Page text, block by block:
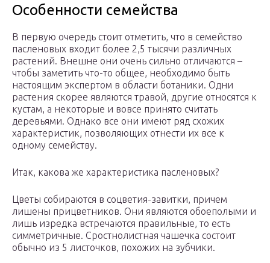
Особенности семейства
В первую очередь стоит отметить, что в семейство
пасленовых входит более 2,5 тысячи различных
растений. Внешне они очень сильно отличаются –
чтобы заметить что-то общее, необходимо быть
настоящим экспертом в области ботаники. Одни
растения скорее являются травой, другие относятся к
кустам, а некоторые и вовсе принято считать
деревьями. Однако все они имеют ряд схожих
характеристик, позволяющих отнести их все к
одному семейству.
Итак, какова же характеристика пасленовых?
Цветы собираются в соцветия-завитки, причем
лишены прицветников. Они являются обоеполыми и
лишь изредка встречаются правильные, то есть
симметричные. Сростнолистная чашечка состоит
обычно из 5 листочков, похожих на зубчики.